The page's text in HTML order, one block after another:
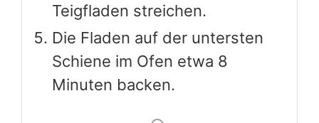
Teigfladen streichen.
Die Fladen auf der untersten
Schiene im Ofen etwa 8
Minuten backen.